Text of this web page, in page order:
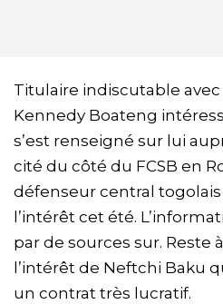
Titulaire indiscutable
Kennedy Boateng
s’est renseigné sur lui
cité du côté du FCSB en
défenseur central
l’intérêt cet été.
par de sources sur. Reste
l’intérêt de Neftchi Baku
un contrat très lucratif.